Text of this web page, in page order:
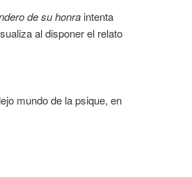
de su honraintenta
al disponer el relato
mundo de la psique, en